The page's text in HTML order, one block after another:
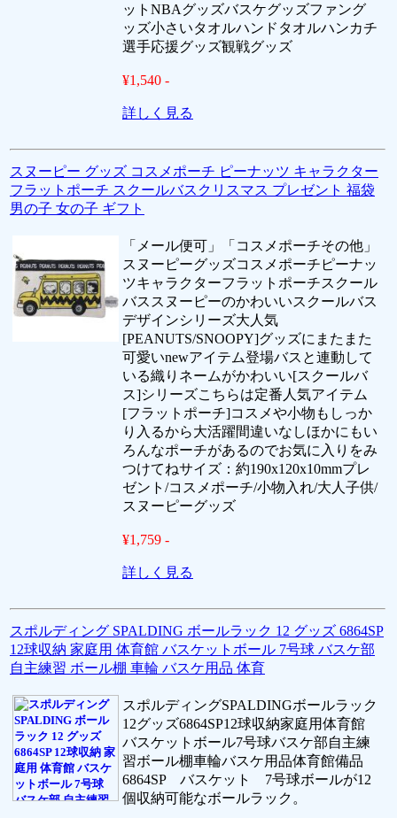
ットNBAグッズバスケグッズファング
ッズ小さいタオルハンドタオルハンカチ
選手応援グッズ観戦グッズ
¥1,540 -
詳しく見る
スヌーピー グッズ コスメポーチ ピーナッツ キャラクター
フラットポーチ スクールバスクリスマス プレゼント 福袋
男の子 女の子 ギフト
「メール便可」「コスメポーチその他」
スヌーピーグッズコスメポーチピーナッ
ツキャラクターフラットポーチスクール
バススヌーピーのかわいいスクールバス
デザインシリーズ大人気
[PEANUTS/SNOOPY]グッズにまたまた
可愛いnewアイテム登場バスと連動して
いる織りネームがかわいい[スクールバ
ス]シリーズこちらは定番人気アイテム
[フラットポーチ]コスメや小物もしっか
り入るから大活躍間違いなしほかにもい
ろんなポーチがあるのでお気に入りをみ
つけてねサイズ：約190x120x10mmプレ
ゼント/コスメポーチ/小物入れ/大人子供/
スヌーピーグッズ
¥1,759 -
詳しく見る
スポルディング SPALDING ボールラック 12 グッズ 6864SP
12球収納 家庭用 体育館 バスケットボール 7号球 バスケ部
自主練習 ボール棚 車輪 バスケ用品 体育
スポルディングSPALDINGボールラック
12グッズ6864SP12球収納家庭用体育館
バスケットボール7号球バスケ部自主練
習ボール棚車輪バスケ用品体育館備品
6864SP バスケット 7号球ボールが12
個収納可能なボールラック。